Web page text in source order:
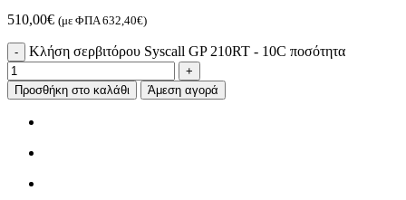
510,00€ (με ΦΠΑ 632,40€)
- Κλήση σερβιτόρου Syscall GP 210RT - 10C ποσότητα
+
Προσθήκη στο καλάθι
Άμεση αγορά